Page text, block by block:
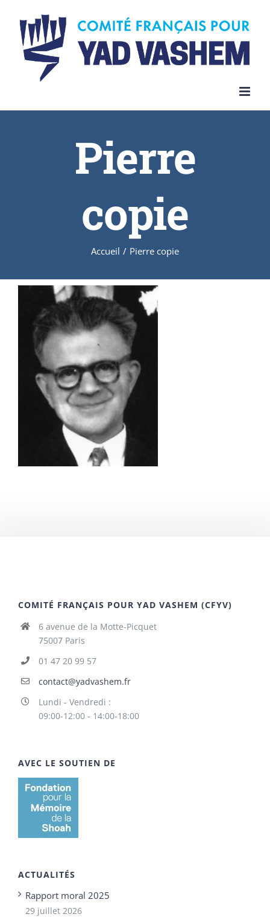
content
Pierre
copie
Accueil / Pierre copie
COMITÉ FRANÇAIS POUR YAD VASHEM (CFYV)
6 avenue de la Motte-Picquet
75007 Paris
01 47 20 99 57
contact@yadvashem.fr
Lundi - Vendredi :
09:00-12:00 - 14:00-18:00
AVEC LE SOUTIEN DE
ACTUALITÉS
Rapport moral 2025
29 juillet 2026